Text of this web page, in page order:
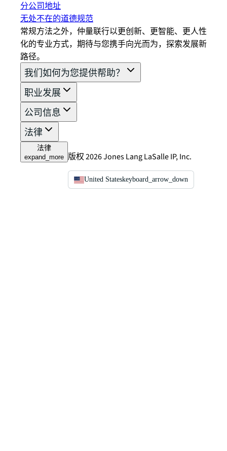
分公司地址
无处不在的道德规范
常规方法之外，仲量联行以更创新、更智能、更人性
化的专业方式，期待与您携手向光而为，探索发展新
路径。
我们如何为您提供帮助？
职业发展
公司信息
法律
法律
expand_more 版权 2026 Jones Lang LaSalle IP, Inc.
United Stateskeyboard_arrow_down